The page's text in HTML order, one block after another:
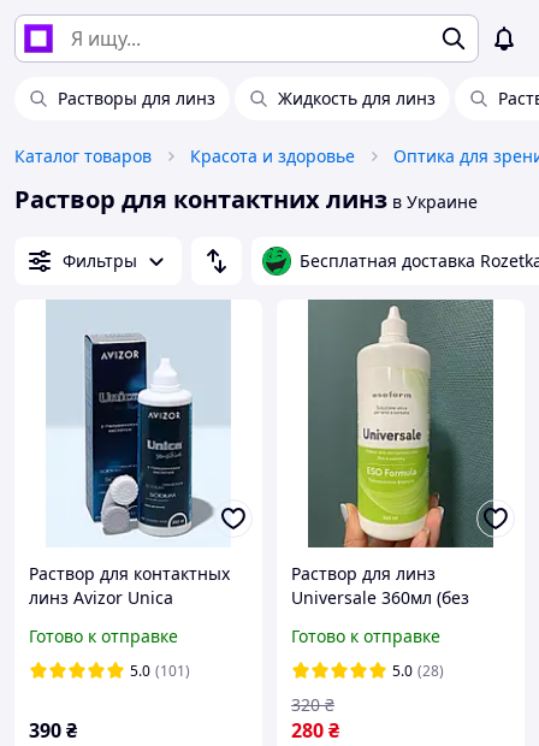
Растворы для линз Жидкость для линз
Каталог товаров Красота и здоровье Оптика для
Раствор для контактних линз в Украине
Фильтры Бесплатная доставка
Раствор для контактных
линз Avizor Unica
универсальный раствор +
контейнер для линз
Готово к отправке
5.0 (101)
390₴
Раствор для линз
Universale 360мл (без
для линз Universale
Esoform | Жидкость для
линз
Готово к отправке
5.0 (28)
280₴
320 ₴